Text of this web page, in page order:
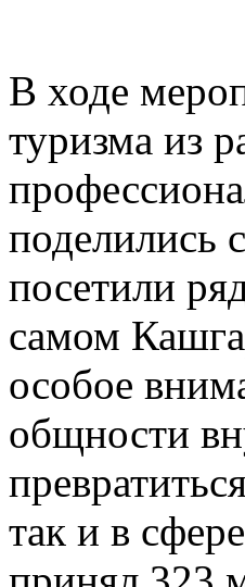
В ходе
туризма из
поделились
посетили
самом
особое
общности
так и в